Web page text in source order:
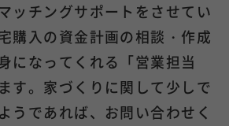
ッチングサポートをさせてい
購入の資金計画の相談・作成
になってくれる「営業担当
す。家づくりに関して少しで
うであれば、お問い合わせく